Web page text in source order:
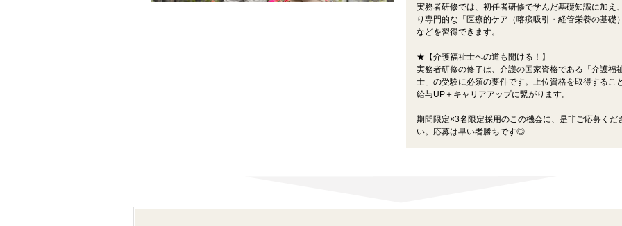
実務者研修では、初任者研修で学んだ基礎知識に加え
り専門的な「医療的ケア（喀痰吸引・経管栄養の基礎）
などを習得できます。
★【介護福祉士への道も開ける！】
実務者研修の修了は、介護の国家資格である「介護福
士」の受験に必須の要件です。上位資格を取得するこ
給与UP＋キャリアアップに繋がります。
期間限定×3名限定採用のこの機会に、是非ご応募くだ
い。応募は早い者勝ちです◎